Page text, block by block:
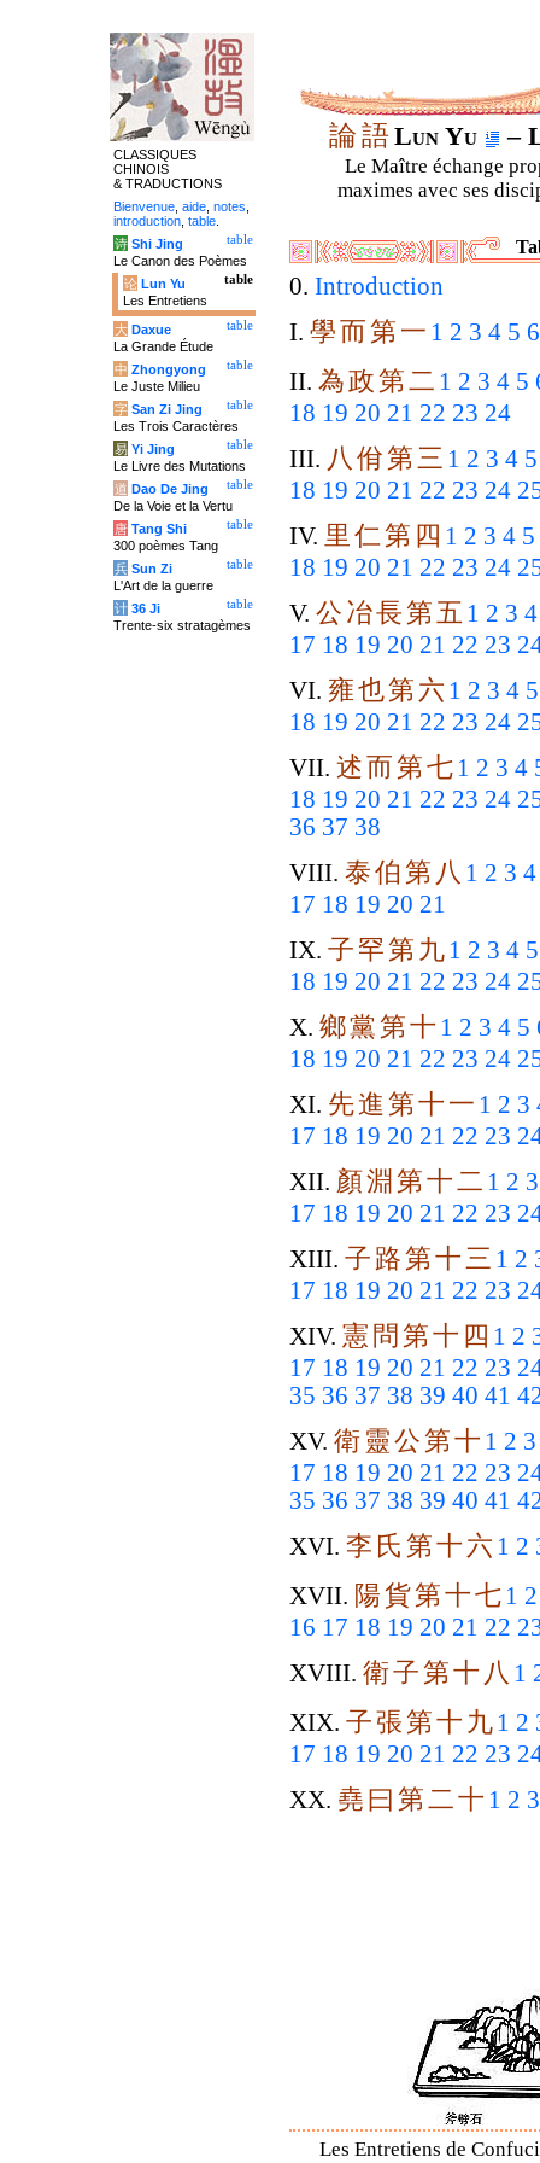
論語Lun Yu –
Le Maître échange
maximes avec ses
0. Introduction
I. 學而第 一 1 2 3 4 5 6
II. 為政第二 1 2 3 4 5
18 19 20 21 22 23 24
III. 八 佾第三 1 2 3 4 5
18 19 20 21 22 23 24
IV. 里 仁第 四 1 2 3 4 5
18 19 20 21 22 23 24
V. 公 冶長第五 1 2 3 4
17 18 19 20 21 22 23
VI. 雍也第 六 1 2 3 4 5
18 19 20 21 22 23 24
VII. 述而第七 1 2 3 4
18 19 20 21 22 23 24
36 37 38
VIII. 泰伯 第 八 1 2 3 4
17 18 19 20 21
IX. 子 罕第 九 1 2 3 4 5
18 19 20 21 22 23 24
X. 鄉黨第十 1 2 3 4 5
18 19 20 21 22 23 24
XI. 先進 第十一 1 2 3
17 18 19 20 21 22 23
XII. 顏淵 第十二 1 2 3
17 18 19 20 21 22 23
XIII. 子 路第十三 1 2
17 18 19 20 21 22 23
XIV. 憲 問 第十 四 1 2
17 18 19 20 21 22 23
35 36 37 38 39 40 41
XV. 衛 靈公第十 1 2 3
17 18 19 20 21 22 23
35 36 37 38 39 40 41
XVI. 李 氏 第十六 1 2
XVII. 陽貨第十七 1 2
16 17 18 19 20 21 22
XVIII. 衛子第十 八 1
XIX. 子張第十 九 1 2
17 18 19 20 21 22 23
XX. 堯 曰 第二十 1 2 3
Les Entretiens de
CLASSIQUES
CHINOIS
& TRADUCTIONS
Bienvenue aide notes
introduction table
table
诗 Shi Jing
Le Canon des Poèmes
table
论 Lun Yu
Les Entretiens
table
大 Daxue
La Grande Étude
table
中 Zhongyong
Le Juste Milieu
table
字 San Zi Jing
Les Trois Caractères
table
易 Yi Jing
Le Livre des Mutations
table
道 Dao De Jing
De la Voie et la Vertu
table
唐 Tang Shi
300 poèmes Tang
table
兵 Sun Zi
L'Art de la guerre
table
计 36 Ji
Trente-six stratagèmes